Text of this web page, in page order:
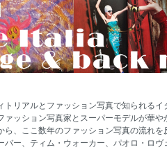
トリアルとファッション写真で知られる
ァッション写真家とスーパーモデルが華
ら、ここ数年のファッション写真の流れ
バー、ティム・ウォーカー、パオロ・ロ